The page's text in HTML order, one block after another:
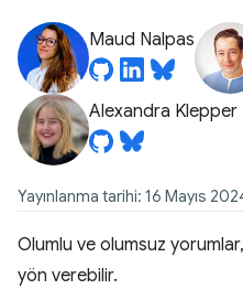
Maud Nalpas
Alexandra Klepper
Yayınlanma tarihi: 16 Mayıs
Olumlu ve olumsuz yorumlar,
yön verebilir.